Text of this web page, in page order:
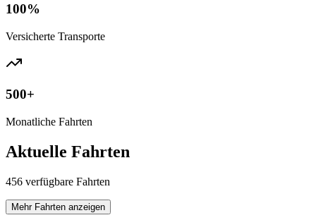
100%
Versicherte Transporte
500+
Monatliche Fahrten
Aktuelle Fahrten
456 verfügbare Fahrten
Mehr Fahrten anzeigen